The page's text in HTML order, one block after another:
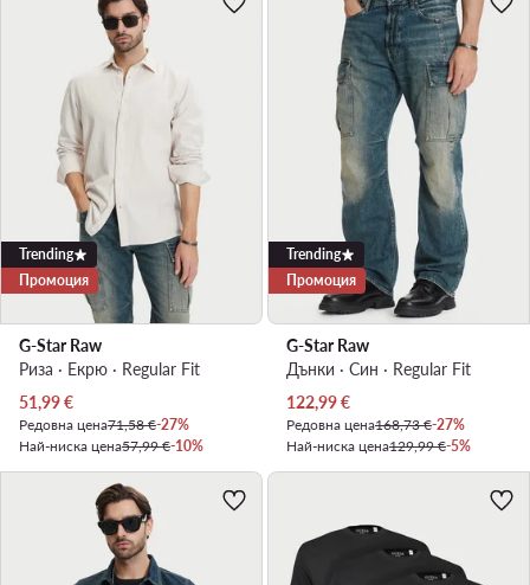
Trending
Промоция
G-Star Raw
Риза · Екрю · Regular Fit
Актуална цена
51,99€
Редовна цена71,58 €-27%
Най-ниска цена57,99 €-10%
Trending
Промоция
G-Star Raw
Дънки · Син · Regular Fit
Актуална цена
122,99€
Редовна цена168,73 €-27%
Най-ниска цена129,99 €-5%